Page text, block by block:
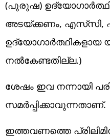
(പുരുഷ)
അടയ്ക്കണം, എസ്‌സി,
ഉദ്യോഗാർത്ഥികളായ
നൽകേണ്ടതില്ല.)
ശേഷം ഇവ നന്നായി
സമർപ്പിക്കാവുന്നതാണ്.
ഇത്തവണത്തെ